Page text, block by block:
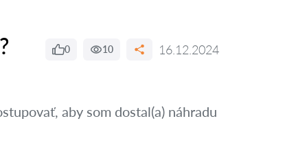
0 10 16.12.2024
aby som dostal(a) náhradu